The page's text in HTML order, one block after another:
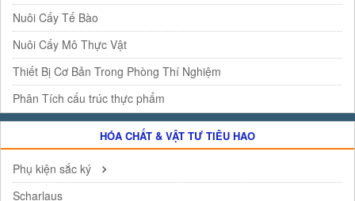
Nuôi Cấy Tế Bào
Nuôi Cấy Mô Thực Vật
Thiết Bị Cơ Bản Trong Phòng Thí Nghiệm
Phân Tích cấu trúc thực phẩm
HÓA CHẤT & VẬT TƯ TIÊU HAO
Phụ kiện sắc ký
Scharlaus